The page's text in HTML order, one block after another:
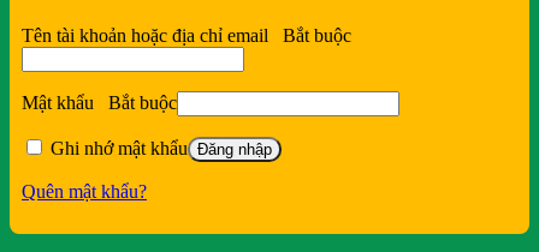
Tên tài khoản hoặc địa chỉ email Bắt buộc
Mật khẩu Bắt buộc
Ghi nhớ mật khẩu Đăng nhập
Quên mật khẩu?